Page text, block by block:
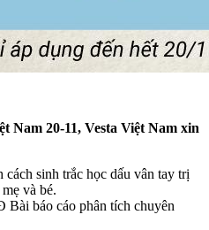
Nam 20-11, Vesta Việt Nam xin
sinh trắc học dấu vân tay trị
và bé.
báo cáo phân tích chuyên